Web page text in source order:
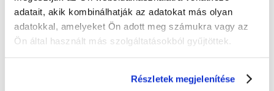
adatait, akik kombinálhatják az adatokat más olyan
adatokkal, amelyeket Ön adott meg számukra vagy az
Ön által használt más szolgáltatásokból gyűjtöttek.
Részletek megjelenítése
számára. A növényi összetevők magas arányának köszönhetően ez az
étel közel áll a természetes táplálkozáshoz. A Crispy Musli Happy Health
Mixet tartalmaz: a nyulak igényeihez igazított magvak keveréke
vitaminokkal, aminosavakkal és ásványi anyagokkal.